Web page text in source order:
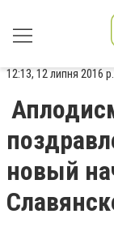
12:13, 12 липня 2016 р.
новый